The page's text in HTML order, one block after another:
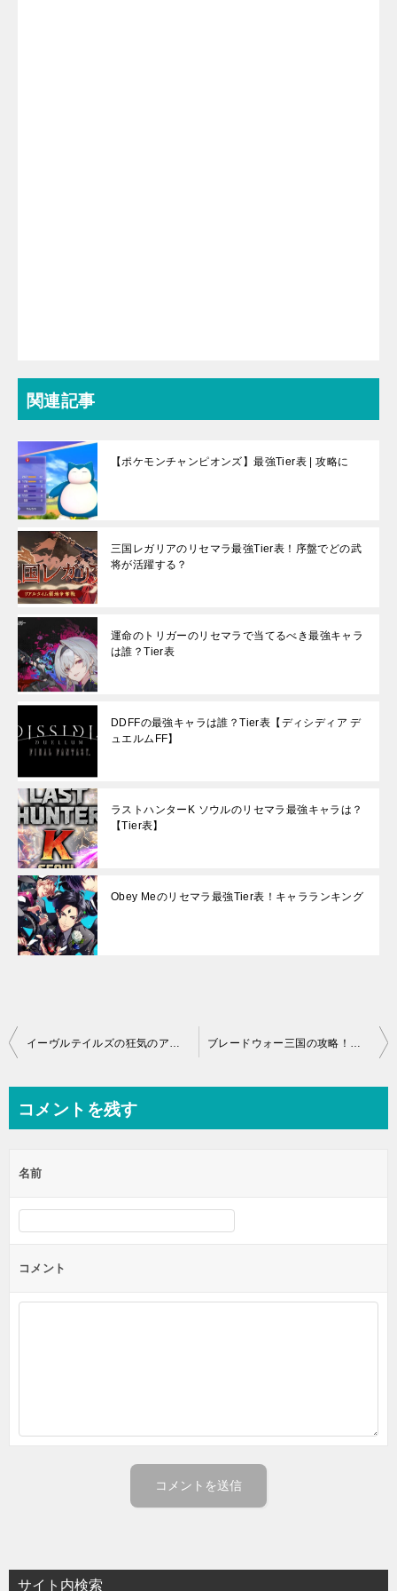
関連記事
【ポケモンチャンピオンズ】最強Tier表 | 攻略に
三国レガリアのリセマラ最強Tier表！序盤でどの武
将が活躍する？
運命のトリガーのリセマラで当てるべき最強キャラ
は誰？Tier表
DDFFの最強キャラは誰？Tier表【ディシディア デ
ュエルムFF】
ラストハンターK ソウルのリセマラ最強キャラは？
【Tier表】
Obey Meのリセマラ最強Tier表！キャラランキング
投
ビ
ー
シ
ョ
ン
コメントを残す
名前
コメント
サイト内検索